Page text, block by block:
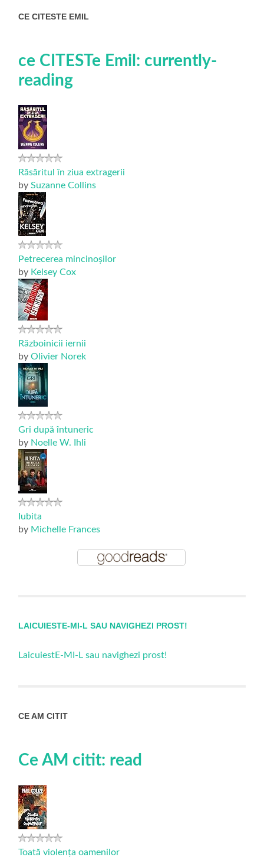
CE CITESTE EMIL
ce CITESTe Emil: currently-
reading
Răsăritul în ziua extragerii
bySuzanne Collins
Petrecerea mincinoșilor
by Kelsey Cox
Războinicii iernii
byOlivier Norek
Gri după întuneric
by Noelle W. Ihli
Iubita
by Michelle Frances
LAICUIESTE-MI-L SAU NAVIGHEZI PROST!
LaicuiestE-MI-L sau navighezi prost!
CE AM CITIT
Ce AM citit: read
Toată violența oamenilor